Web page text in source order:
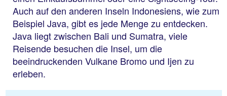
Auch auf den anderen Inseln Indonesiens, wie zum
Beispiel Java, gibt es jede Menge zu entdecken.
Java liegt zwischen Bali und Sumatra, viele
Reisende besuchen die Insel, um die
beeindruckenden Vulkane Bromo und Ijen zu
erleben.